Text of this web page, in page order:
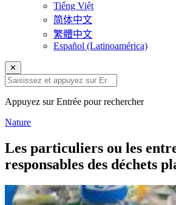
Tiếng Việt
简体中文
繁體中文
Español (Latinoamérica)
✕
Appuyez sur Entrée pour rechercher
Nature
Les particuliers ou les
responsables des déchets